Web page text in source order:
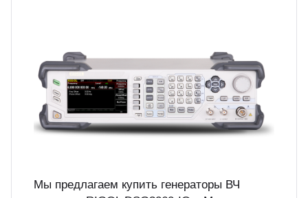
Мы предлагаем купить генераторы ВЧ